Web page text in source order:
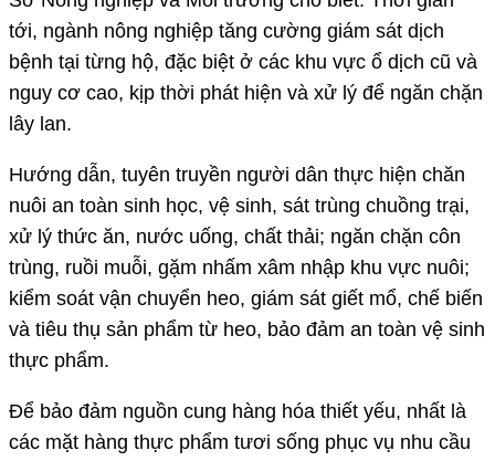
tới, ngành nông nghiệp tăng cường giám sát dịch
bệnh tại từng hộ, đặc biệt ở các khu vực ổ dịch cũ và
nguy cơ cao, kịp thời phát hiện và xử lý để ngăn chặn
lây lan.
Hướng dẫn, tuyên truyền người dân thực hiện chăn
nuôi an toàn sinh học, vệ sinh, sát trùng chuồng trại,
xử lý thức ăn, nước uống, chất thải; ngăn chặn côn
trùng, ruồi muỗi, gặm nhấm xâm nhập khu vực nuôi;
kiểm soát vận chuyển heo, giám sát giết mổ, chế biến
và tiêu thụ sản phẩm từ heo, bảo đảm an toàn vệ sinh
thực phẩm.
Để bảo đảm nguồn cung hàng hóa thiết yếu, nhất là
các mặt hàng thực phẩm tươi sống phục vụ nhu cầu